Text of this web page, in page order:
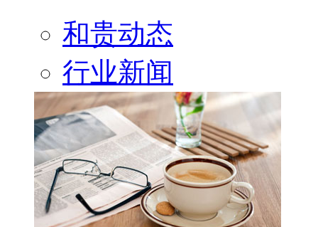
和贵动态
行业新闻